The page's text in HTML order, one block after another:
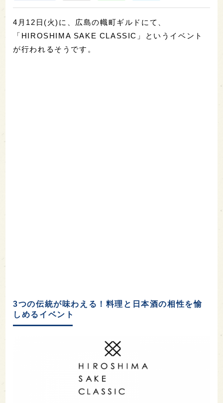
4月12日(火)に、広島の幟町ギルドにて、
「HIROSHIMA SAKE CLASSIC」というイベント
が行われるそうです。
3つの伝統が味わえる！料理と日本酒の相性を愉
しめるイベント